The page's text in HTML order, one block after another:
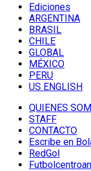
Ediciones
ARGENTINA
BRASIL
CHILE
GLOBAL
MÉXICO
PERU
US ENGLISH
QUIENES
STAFF
CONTACTO
Escribe en
RedGol